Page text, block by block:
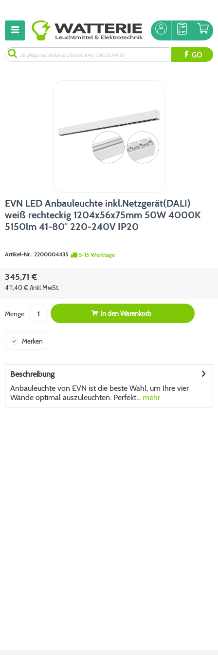
GO
EVN LED Anbauleuchte inkl.Netzgerät(DALI)
weiß rechteckig 1204x56x75mm 50W 4000K
5150lm 41-80° 220-240V IP20
Artikel-Nr.: 2200004435 5-15 Werktage
345,71 €
411,40 € /inkl MwSt.
Menge In denWarenkorb
Merken
Beschreibung
Anbauleuchte von EVN ist die beste Wahl, um Ihre vier
Wände optimal auszuleuchten. Perfekt... mehr